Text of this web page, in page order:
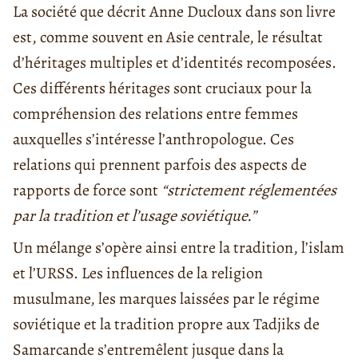
La société que décrit Anne Ducloux dans son livre
est, comme souvent en Asie centrale, le résultat
d’héritages multiples et d’identités recomposées.
Ces différents héritages sont cruciaux pour la
compréhension des relations entre femmes
auxquelles s’intéresse l’anthropologue. Ces
relations qui prennent parfois des aspects de
rapports de force sont “strictement réglementées
par la tradition et l’usage soviétique.”
Un mélange s’opère ainsi entre la tradition, l’islam
et l’URSS. Les influences de la religion
musulmane, les marques laissées par le régime
soviétique et la tradition propre aux Tadjiks de
Samarcande s’entremêlent jusque dans la